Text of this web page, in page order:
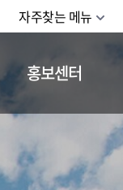
자주찾는 메뉴
홍보센터